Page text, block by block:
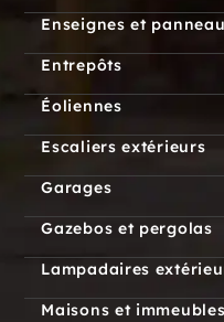
Enseignes et
Entrepôts
Éoliennes
Escaliers extérieurs
Garages
Gazebos et pergolas
Lampadaires
Maisons et immeubles